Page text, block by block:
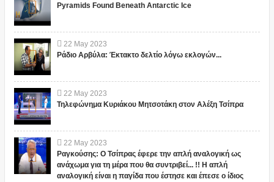
Pyramids Found Beneath Antarctic Ice
22 May 2023
Ράδιο Αρβύλα: Έκτακτο δελτίο λόγω εκλογών...
22 May 2023
Τηλεφώνημα Κυριάκου Μητσοτάκη στον Αλέξη Τσίπρα
22 May 2023
Ραγκούσης: Ο Τσίπρας έφερε την απλή αναλογική ως
ανάχωμα για τη μέρα που θα συντριβεί... !! Η απλή
αναλογική είναι η παγίδα που έστησε και έπεσε ο ίδιος